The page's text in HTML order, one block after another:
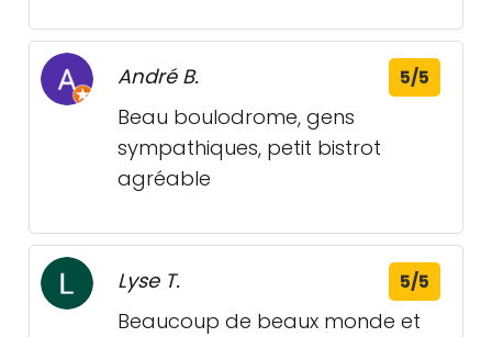
André B. 5/5
Beau boulodrome, gens
sympathiques, petit bistrot
agréable
Lyse T. 5/5
Beaucoup de beaux monde et